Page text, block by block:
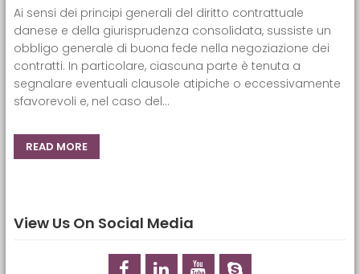
Ai sensi dei principi generali del diritto contrattuale
danese e della giurisprudenza consolidata, sussiste un
obbligo generale di buona fede nella negoziazione dei
contratti. In particolare, ciascuna parte è tenuta a
segnalare eventuali clausole atipiche o eccessivamente
sfavorevoli e, nel caso del...
READ MORE
View Us On Social Media